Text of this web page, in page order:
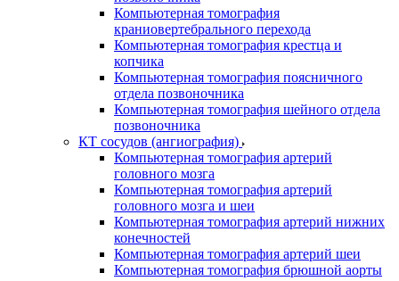
Компьютерная томография
краниовертебрального перехода
Компьютерная томография крестца и
копчика
Компьютерная томография поясничного
отдела позвоночника
Компьютерная томография шейного отдела
позвоночника
КТ сосудов (ангиография)
Компьютерная томография артерий
головного мозга
Компьютерная томография артерий
головного мозга и шеи
Компьютерная томография артерий нижних
конечностей
Компьютерная томография артерий шеи
Компьютерная томография брюшной аорты